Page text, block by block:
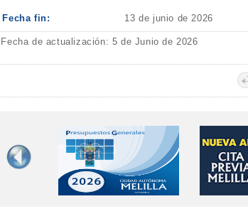
Fecha fin: 13 de junio de 2026
Fecha de actualización: 5 de Junio de 2026